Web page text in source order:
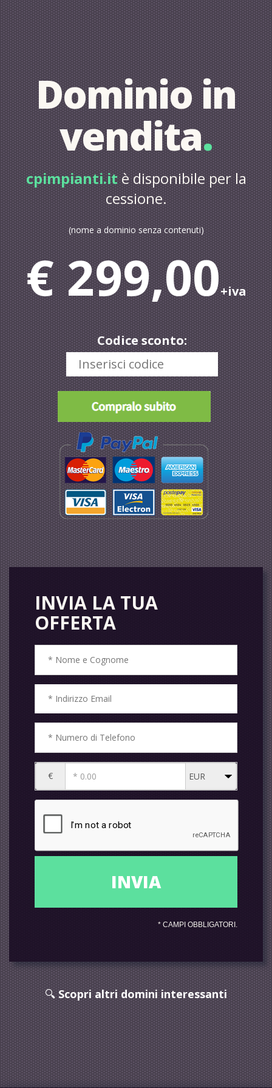
Dominio in
vendita.
cpimpianti.itè disponibile per la
cessione.
(nome a dominio senza contenuti)
€ 299,00+iva
Codice sconto:
INVIA LA TUA
OFFERTA
€
* CAMPI OBBLIGATORI.
🔍Scopri altri domini interessanti